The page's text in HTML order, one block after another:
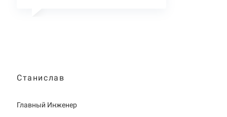
Станислав
Главный Инженер